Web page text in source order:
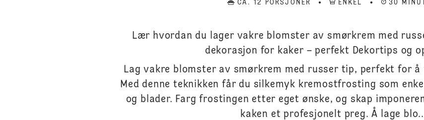
CA. 12 PORSJONER ENKEL 30
Lær hvordan du lager vakre blomster av smørkrem med
dekorasjon for kaker – perfekt Dekortips og
Lag vakre blomster av smørkrem med russer tip, perfekt for å
Med denne teknikken får du silkemyk kremostfrosting som
og blader. Farg frostingen etter eget ønske, og skap
kaken et profesjonelt preg. Å lage